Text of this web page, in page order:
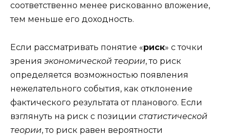
соответственно менее рискованно вложение,
тем меньше его доходность.
Если рассматривать понятие «риск» с точки
зрения экономической теории, то риск
определяется возможностью появления
нежелательного события, как отклонение
фактического результата от планового. Если
взглянуть на риск с позиции статистической
теории, то риск равен вероятности